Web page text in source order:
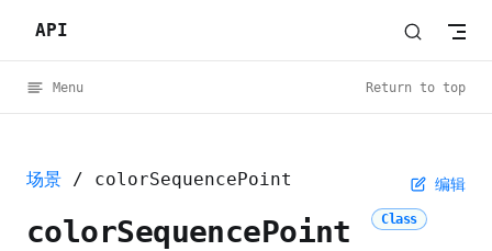
Skip to content
API
Menu Return to top
编辑
场景 / colorSequencePoint
colorSequencePoint Class